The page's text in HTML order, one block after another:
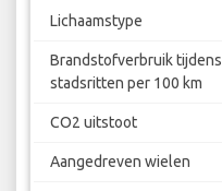
Lichaamstype
Brandstofverbruik tijdens
stadsritten per 100 km
CO2 uitstoot
Aangedreven wielen